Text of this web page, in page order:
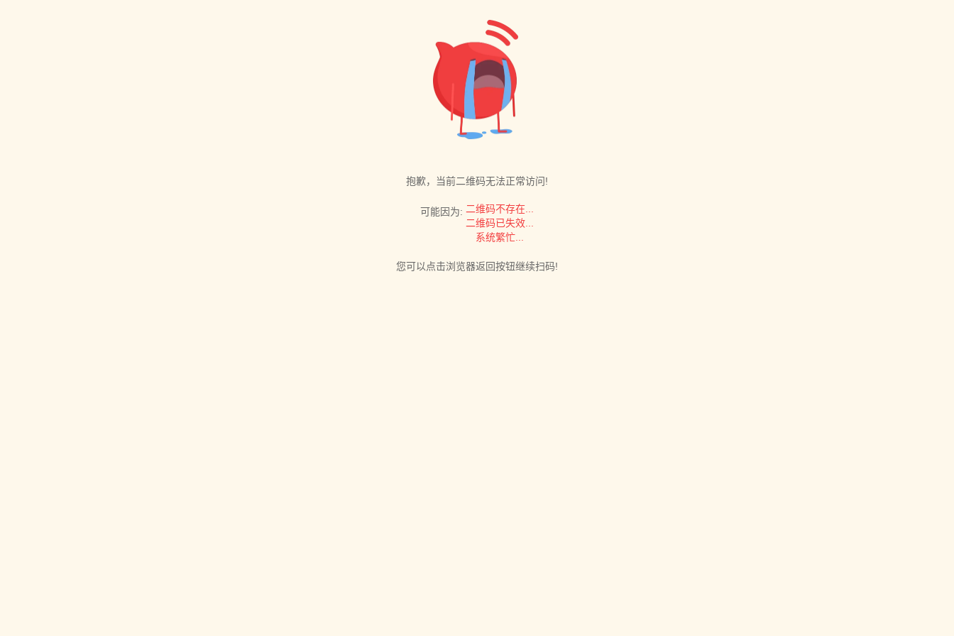
抱歉，当前二维码无法正常访问!
可能因为: 二维码不存在...
二维码已失效...
系统繁忙...
您可以点击浏览器返回按钮继续扫码!